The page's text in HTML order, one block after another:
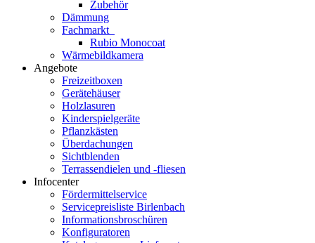
Zubehör
Dämmung
Fachmarkt
Rubio Monocoat
Wärmebildkamera
Angebote
Freizeitboxen
Gerätehäuser
Holzlasuren
Kinderspielgeräte
Pflanzkästen
Überdachungen
Sichtblenden
Terrassendielen und -fliesen
Infocenter
Fördermittelservice
Servicepreisliste Birlenbach
Informationsbroschüren
Konfiguratoren